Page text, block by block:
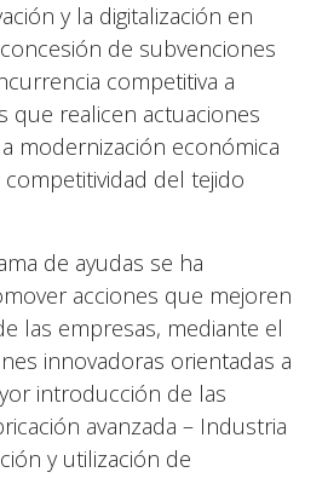
y la digitalización en
de subvenciones
competitiva a
que realicen actuaciones
modernización económica
del tejido
de ayudas se ha
acciones que mejoren
las empresas, mediante el
innovadoras orientadas a
introducción de las
avanzada – Industria
y utilización de